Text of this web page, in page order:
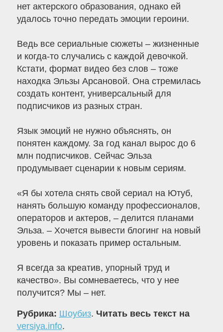
нет актерского образования, однако ей
удалось точно передать эмоции героини.
Ведь все сериальные сюжеты – жизненные
и когда-то случались с каждой девочкой.
Кстати, формат видео без слов – тоже
находка Эльзы Арсановой. Она стремилась
создать контент, универсальный для
подписчиков из разных стран.
Язык эмоций не нужно объяснять, он
понятен каждому. За год канал вырос до 6
млн подписчиков. Сейчас Эльза
продумывает сценарии к новым сериям.
«Я бы хотела снять свой сериал на Ютуб,
нанять большую команду профессионалов,
операторов и актеров, – делится планами
Эльза. – Хочется вывести блогинг на новый
уровень и показать пример остальным.
Я всегда за креатив, упорный труд и
качество». Вы сомневаетесь, что у нее
получится? Мы – нет.
Рубрика: Шоубиз. Читать весь текст на
versiya.info.